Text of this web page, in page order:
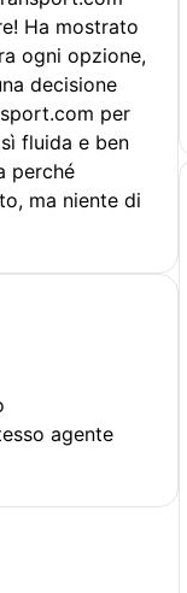
Ha mostrato
ogni opzione,
decisione
per
fluida e ben
perché
ma niente di
agente